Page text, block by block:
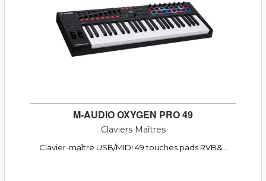
M-AUDIO OXYGEN PRO 49
Claviers Maîtres
Clavier-maître USB/MIDI 49 touches pads RVB& ...